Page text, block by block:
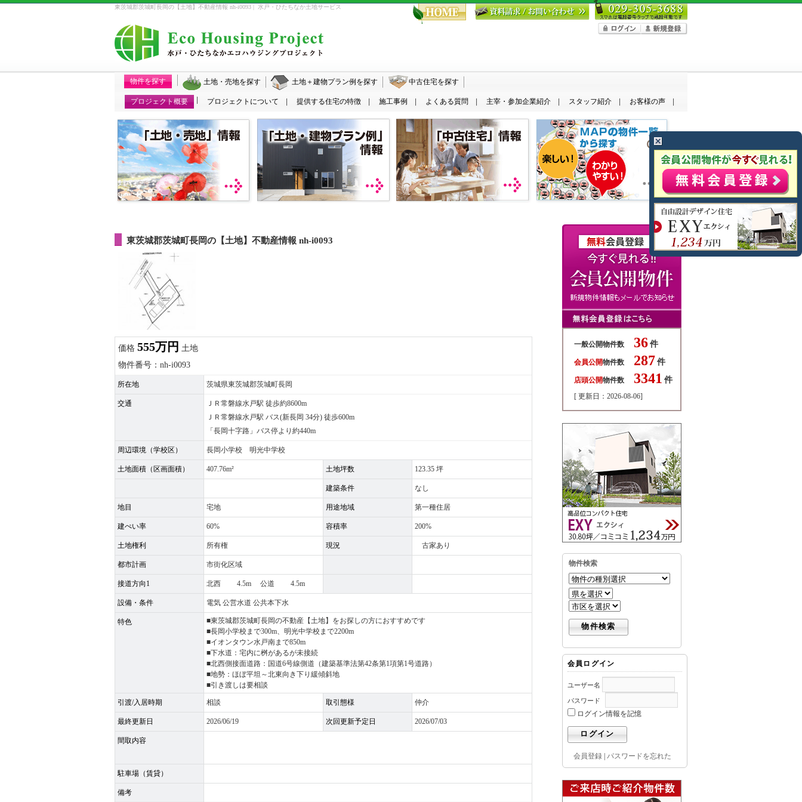
東茨城郡茨城町長岡の【土地】不動産情報 nh-i0093 | 水戸・ひたちなか土地サービス
物件を探す 土地・売地を探す 土地＋建物プラン例を探す 中古住宅を探す
プロジェクト概要 プロジェクトについて 提供する住宅の特徴 施工事例 よくある質問 主宰・参加企業紹介 スタッフ紹介 お客様の声
東茨城郡茨城町長岡の【土地】不動産情報 nh-i0093
価格 555万円 土地
物件番号：nh-i0093
所在地 茨城県東茨城郡茨城町長岡
交通
ＪＲ常磐線水戸駅 徒歩約8600m
ＪＲ常磐線水戸駅 バス(新長岡 34分) 徒歩600m
「長岡十字路」バス停より約440m
周辺環境（学校区） 長岡小学校 明光中学校
土地面積（区画面積） 407.76m² 土地坪数 123.35 坪
建築条件 なし
地目 宅地 用途地域 第一種住居
建ぺい率 60% 容積率 200%
土地権利 所有権 現況 古家あり
都市計画 市街化区域
接道方向1 北西 4.5m 公道 4.5m
設備・条件 電気 公営水道 公共本下水
特色
■東茨城郡茨城町長岡の不動産【土地】をお探しの方におすすめです
■長岡小学校まで300m、明光中学校まで2200m
■イオンタウン水戸南まで850m
■下水道：宅内に桝があるが未接続
■北西側接面道路：国道6号線側道（建築基準法第42条第1項第1号道路）
■地勢：ほぼ平坦～北東向き下り緩傾斜地
■引き渡しは要相談
引渡/入居時期 相談 取引態様 仲介
最終更新日 2026/06/19 次回更新予定日 2026/07/03
間取内容
駐車場（賃貸）
備考
一般公開物件数 36 件
会員公開物件数 287 件
店頭公開物件数 3341 件
[ 更新日：2026-08-06]
物件検索
会員ログイン
ユーザー名
パスワード
ログイン情報を記憶
会員登録 パスワードを忘れた